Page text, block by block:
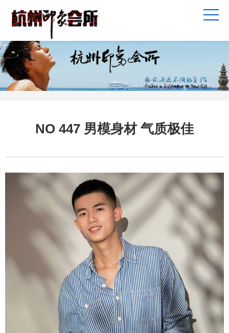
NO 447 男模身材 气质极佳